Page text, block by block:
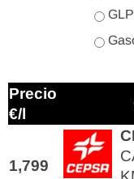
GLP
Precio
€/l
1,799